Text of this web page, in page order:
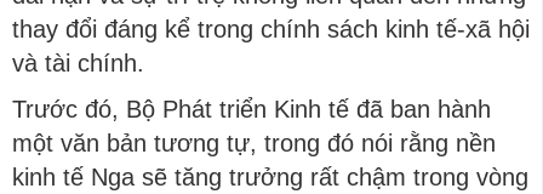
thay đổi đáng kể trong chính sách kinh tế-xã hội
và tài chính.
Trước đó, Bộ Phát triển Kinh tế đã ban hành
một văn bản tương tự, trong đó nói rằng nền
kinh tế Nga sẽ tăng trưởng rất chậm trong vòng